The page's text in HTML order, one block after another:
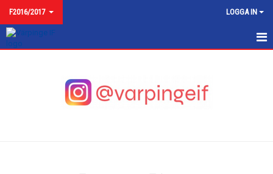
F2016/2017 LOGGA IN